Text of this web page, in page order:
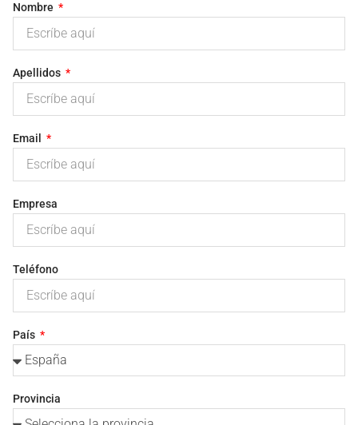
Nombre
Apellidos
Email
Empresa
Teléfono
País
Provincia